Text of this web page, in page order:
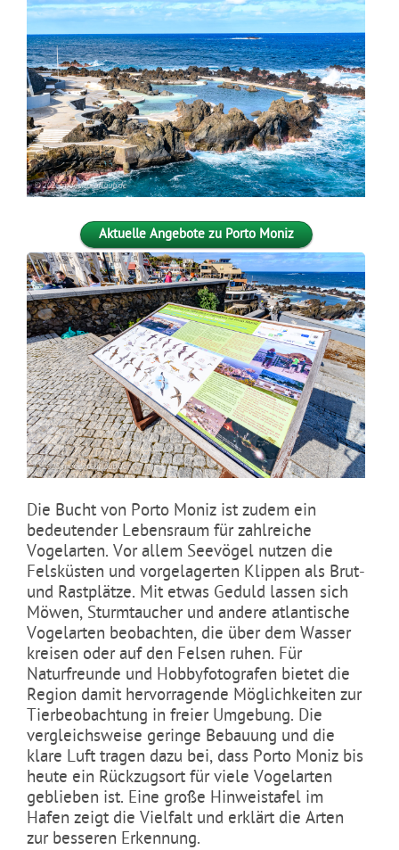
Aktuelle Angebote zu Porto Moniz
Die Bucht von Porto Moniz ist zudem ein
bedeutender Lebensraum für zahlreiche
Vogelarten. Vor allem Seevögel nutzen die
Felsküsten und vorgelagerten Klippen als Brut-
und Rastplätze. Mit etwas Geduld lassen sich
Möwen, Sturmtaucher und andere atlantische
Vogelarten beobachten, die über dem Wasser
kreisen oder auf den Felsen ruhen. Für
Naturfreunde und Hobbyfotografen bietet die
Region damit hervorragende Möglichkeiten zur
Tierbeobachtung in freier Umgebung. Die
vergleichsweise geringe Bebauung und die
klare Luft tragen dazu bei, dass Porto Moniz bis
heute ein Rückzugsort für viele Vogelarten
geblieben ist. Eine große Hinweistafel im
Hafen zeigt die Vielfalt und erklärt die Arten
zur besseren Erkennung.